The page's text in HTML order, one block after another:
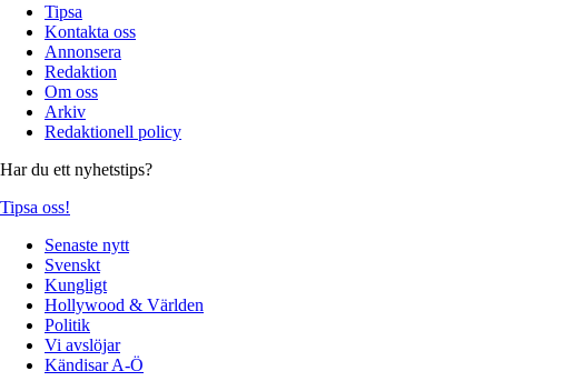
Tipsa
Kontakta oss
Annonsera
Redaktion
Om oss
Arkiv
Redaktionell policy
Har du ett nyhetstips?
Tipsa oss!
Senaste nytt
Svenskt
Kungligt
Hollywood & Världen
Politik
Vi avslöjar
Kändisar A-Ö